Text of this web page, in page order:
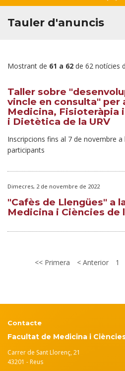
Tauler d'anuncis
Mostrant de 61 a 62 de 62 notícies
Taller sobre
vincle en consulta" per
Medicina, Fisioteràpia
i Dietètica de la URV
Inscripcions fins al 7 de novembre
participants
Dimecres, 2 de novembre de 2022
"Cafès de Llengües" a
Medicina i Ciències de
Primera Anterior 1
Contacte
Facultat de Medicina i
Carrer de Sant Llorenç, 21
43201 - Reus